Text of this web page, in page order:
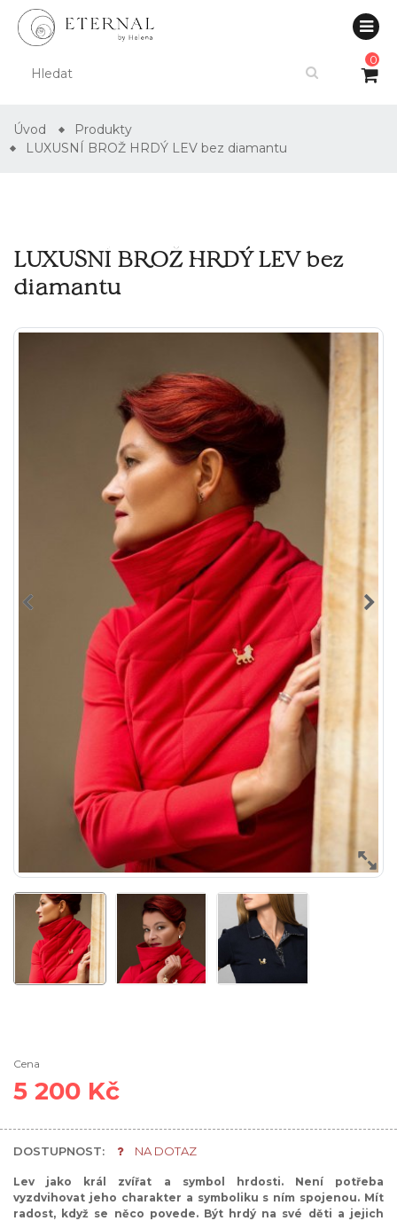
0
Úvod
Produkty
LUXUSNÍ BROŽ HRDÝ LEV bez diamantu
LUXUSNÍ BROŽ HRDÝ LEV bez
diamantu
Cena
5 200 Kč
DOSTUPNOST: NA DOTAZ
Lev jako král zvířat a symbol hrdosti. Není potřeba
vyzdvihovat jeho charakter a symboliku s ním spojenou. Mít
radost, když se něco povede. Být hrdý na své děti a jejich